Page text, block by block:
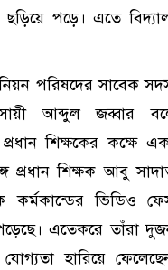
ছড়িয়ে পড়ে। এতে
পরিষদের সাবেক
আব্দুল জব্বার
প্রধান শিক্ষকের কক্ষে
প্রধান শিক্ষক আবু
কর্মকান্ডের ভিডিও
এতেকরে তাঁরা
হারিয়ে